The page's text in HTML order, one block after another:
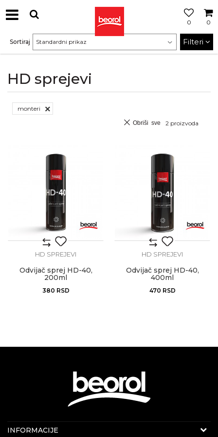
0
0
HD sprejevi
Sortiraj Filteri
monteri
2 proizvoda
Obriši sve
HD SPREJEVI
Odvijač sprej HD-40,
200ml
380 RSD
HD SPREJEVI
Odvijač sprej HD-40,
400ml
470 RSD
KONTAKT PODACI
INFORMACIJE